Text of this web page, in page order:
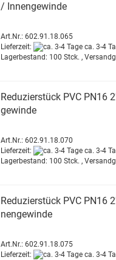
/ In­nen­ge­win­de
Art.Nr.: 602.91.18.065
Lieferzeit:
ca. 3-4
Lagerbestand: 100 Stck. ,
Re­du­zier­stück PVC PN16
ge­win­de
Art.Nr.: 602.91.18.070
Lieferzeit:
ca. 3-4
Lagerbestand: 100 Stck. ,
Re­du­zier­stück PVC PN16
nen­ge­win­de
Art.Nr.: 602.91.18.075
Lieferzeit:
ca. 3-4